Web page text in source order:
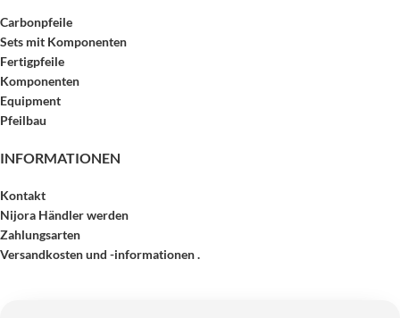
Carbonpfeile
Sets mit Komponenten
Fertigpfeile
Komponenten
Equipment
Pfeilbau
INFORMATIONEN
Kontakt
Nijora Händler werden
Zahlungsarten
Versandkosten und -informationen .